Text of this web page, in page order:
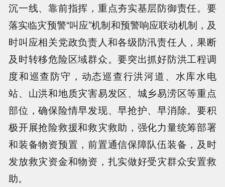
沉一线、靠前指挥，重点夯实基层防御责任。要
落实临灾预警“叫应”机制和预警响应联动机制，及
时叫应相关党政负责人和各级防汛责任人，果断
及时转移危险区域群众。要突出抓好防洪工程调
度和巡查防守，动态巡查行洪河道、水库水电
站、山洪和地质灾害易发区、城乡易涝区等重点
部位，确保险情早发现、早抢护、早消除。要积
极开展抢险救援和救灾救助，强化力量统筹部署
和装备物资预置，前置通信保障队伍装备，及时
发放救灾资金和物资，扎实做好受灾群众安置救
助。